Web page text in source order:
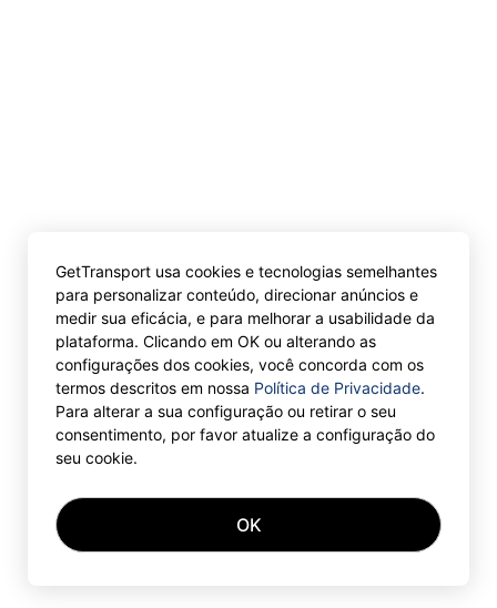
GetTransport usa cookies e tecnologias semelhantes
para personalizar conteúdo, direcionar anúncios e
medir sua eficácia, e para melhorar a usabilidade da
plataforma. Clicando em OK ou alterando as
configurações dos cookies, você concorda com os
termos descritos em nossa Política de Privacidade.
Para alterar a sua configuração ou retirar o seu
consentimento, por favor atualize a configuração do
seu cookie.
OK